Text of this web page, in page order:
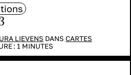
LIEVENS DANS CARTES
: 1 MINUTES